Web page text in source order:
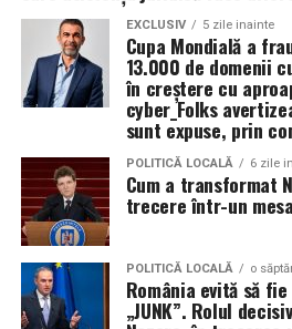
pentru un profesionist care vrea
știe, nu doar pentru ce arată în
Patricia Constandache
clienții. A pornit de la
de la oameni, nu de la branduri,
prezența personală contează la
Iuliana Gabriela Enescu
videografie cu dronă. Știe că
de bărbați și că vizibilitatea ei ca
sine, un argument.
EXCLUSIV 5 zile inainte
Cupa Mondială a
13.000 de domenii
în creștere cu
cyber_Folks
sunt expuse, prin
POLITICĂ LOCALĂ 6 zile
Cum a transformat
trecere într-un
POLITICĂ LOCALĂ o
România evită să
„JUNK”. Rolul